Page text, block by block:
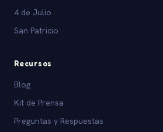
4 de Julio
San Patricio
Recursos
Blog
Kit de Prensa
Preguntas y Respuestas